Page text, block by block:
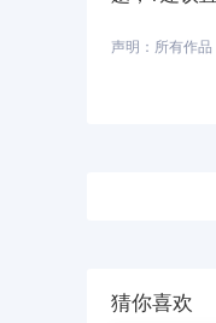
声明：所有作
猜你喜欢